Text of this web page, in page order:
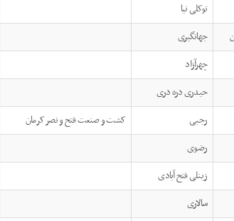
توکلی نیا
جهانگیری
چهرآزاد
حیدری دره دری
رجبی کشت و صنعت فتح و نصر کرمان
رضوی
زینلی فتح آبادی
سالاری